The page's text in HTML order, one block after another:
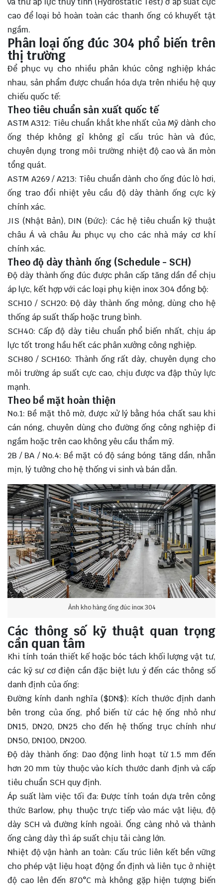
cao để loại bỏ hoàn toàn các thanh ống có khuyết tật
ngầm.
Phân loại ống đúc 304 phổ biến trên
thị trường
Để phục vụ cho nhiều phân khúc công nghiệp khác
nhau, sản phẩm được chuẩn hóa dựa trên nhiều hệ quy
chiếu quốc tế:
Theo tiêu chuẩn sản xuất quốc tế
ASTM A312: Tiêu chuẩn khắt khe nhất của Mỹ dành cho
ống thép không gỉ không gỉ cấu trúc hàn và đúc,
chuyên dụng trong môi trường nhiệt độ cao và ăn mòn
tổng quát.
ASTM A269 / A213: Tiêu chuẩn dành cho ống đúc lò hơi,
ống trao đổi nhiệt yêu cầu độ dày thành ống cực kỳ
chính xác.
JIS (Nhật Bản), DIN (Đức): Các hệ tiêu chuẩn kỹ thuật
châu Á và châu Âu phục vụ cho các nhà máy cơ khí
chính xác.
Theo độ dày thành ống (Schedule - SCH)
Độ dày thành ống đúc được phân cấp tăng dần để chịu
áp lực, kết hợp với các loại phụ kiện inox 304 đồng bộ:
SCH10 / SCH20: Độ dày thành ống mỏng, dùng cho hệ
thống áp suất thấp hoặc trung bình.
SCH40: Cấp độ dày tiêu chuẩn phổ biến nhất, chịu áp
lực tốt trong hầu hết các phân xưởng công nghiệp.
SCH80 / SCH160: Thành ống rất dày, chuyên dụng cho
môi trường áp suất cực cao, chịu được va đập thủy lực
mạnh.
Theo bề mặt hoàn thiện
No.1: Bề mặt thô mờ, được xử lý bằng hóa chất sau khi
cán nóng, chuyên dùng cho đường ống công nghiệp đi
ngầm hoặc trên cao không yêu cầu thẩm mỹ.
2B / BA / No.4: Bề mặt có độ sáng bóng tăng dần, nhẵn
mịn, lý tưởng cho hệ thống vi sinh và bán dẫn.
Ảnh kho hàng ống đúc inox 304
Các thông số kỹ thuật quan trọng
cần quan tâm
Khi tính toán thiết kế hoặc bóc tách khối lượng vật tư,
các kỹ sư cơ điện cần đặc biệt lưu ý đến các thông số
danh định của ống:
Đường kính danh nghĩa ($DN$): Kích thước định danh
bên trong của ống, phổ biến từ các hệ ống nhỏ như
DN15, DN20, DN25 cho đến hệ thống trục chính như
DN50, DN100, DN200.
Độ dày thành ống: Dao động linh hoạt từ 1.5 mm đến
hơn 20 mm tùy thuộc vào kích thước danh định và cấp
tiêu chuẩn SCH quy định.
Áp suất làm việc tối đa: Được tính toán dựa trên công
thức Barlow, phụ thuộc trực tiếp vào mác vật liệu, độ
dày SCH và đường kính ngoài. Ống càng nhỏ và thành
ống càng dày thì áp suất chịu tải càng lớn.
Nhiệt độ vận hành an toàn: Cấu trúc liên kết bền vững
cho phép vật liệu hoạt động ổn định và liên tục ở nhiệt
độ cao lên đến 870°C mà không gặp hiện tượng biến